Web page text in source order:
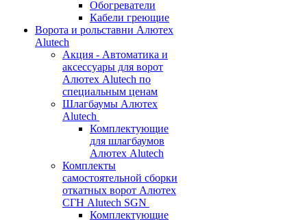
Обогреватели
Кабели греющие
Ворота и рольставни Алютех
Alutech
Акция - Автоматика и
аксессуары для ворот
Алютех Alutech по
специальным ценам
Шлагбаумы Алютех
Alutech
Комплектующие
для шлагбаумов
Алютех Alutech
Комплекты
самостоятельной сборки
откатных ворот Алютех
СГН Alutech SGN
Комплектующие